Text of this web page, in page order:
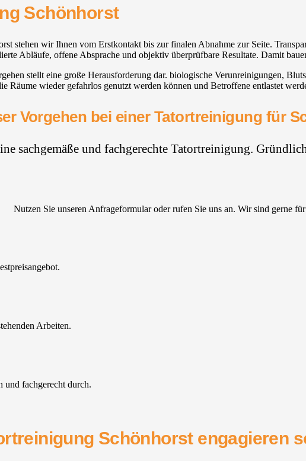
Schönhorst
stehen wir Ihnen vom Erstkontakt bis zur finalen Abnahme zur Seite.
Abläufe, offene Absprache und objektiv überprüfbare Resultate. Damit
stellt eine große Herausforderung dar. biologische Verunreinigungen,
Räume wieder gefahrlos genutzt werden können und Betroffene entlastet
Vorgehen bei einer Tatortreinigung für
sachgemäße und fachgerechte Tatortreinigung.
Nutzen Sie unseren Anfrageformular oder rufen Sie uns an. Wir sind gerne
Arbeiten.
und fachgerecht durch.
Schönhorst engagieren